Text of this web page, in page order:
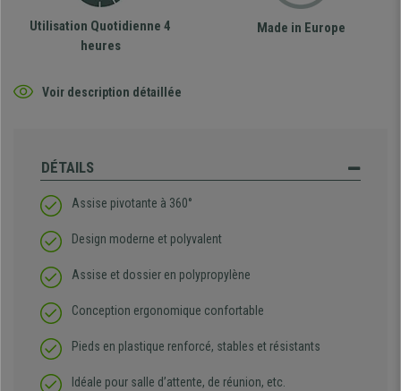
Utilisation Quotidienne 4
heures
Made in Europe
Voir description détaillée
DÉTAILS
Assise pivotante à 360°
Design moderne et polyvalent
Assise et dossier en polypropylène
Conception ergonomique confortable
Pieds en plastique renforcé, stables et résistants
Idéale pour salle d’attente, de réunion, etc.